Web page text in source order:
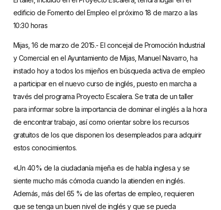
edificio de Fomento del Empleo el próximo 18 de marzo a las
10:30 horas
Mijas, 16 de marzo de 2015.- El concejal de Promoción Industrial
y Comercial en el Ayuntamiento de Mijas, Manuel Navarro, ha
instado hoy a todos los mijeños en búsqueda activa de empleo
a participar en el nuevo curso de inglés, puesto en marcha a
través del programa Proyecto Escalera. Se trata de un taller
para informar sobre la importancia de dominar el inglés a la hora
de encontrar trabajo, así como orientar sobre los recursos
gratuitos de los que disponen los desempleados para adquirir
estos conocimientos.
«Un 40% de la ciudadanía mijeña es de habla inglesa y se
siente mucho más cómoda cuando la atienden en inglés.
Además, más del 65 % de las ofertas de empleo, requieren
que se tenga un buen nivel de inglés y que se pueda